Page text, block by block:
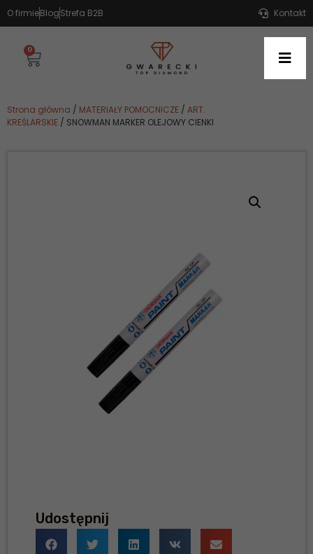
O firmieBlogStrefa B2B Kontakt
0
Strona główna / MATERIAŁY POMOCNICZE / ART.
KREŚLARSKIE / SNOWMAN MARKER OLEJOWY CIENKI
Udostępnij